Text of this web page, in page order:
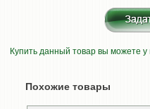
Купить данный товар вы можете
Похожие товары